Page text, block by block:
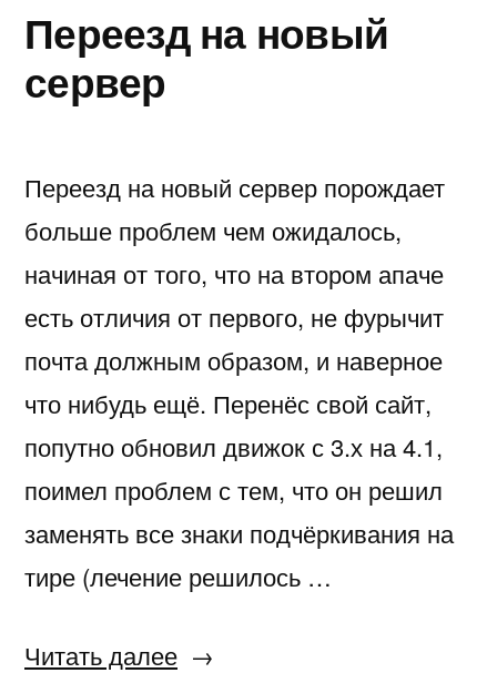
Переезд на новый
сервер
Переезд на новый сервер порождает
больше проблем чем ожидалось,
начиная от того, что на втором апаче
есть отличия от первого, не фурычит
почта должным образом, и наверное
что нибудь ещё. Перенёс свой сайт,
попутно обновил движок с 3.х на 4.1,
поимел проблем с тем, что он решил
заменять все знаки подчёркивания на
тире (лечение решилось …
Читать далее«Переезд